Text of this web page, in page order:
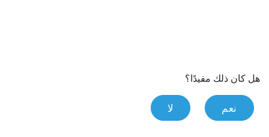
هل كان ذلك مفيدًا؟
نعم لا